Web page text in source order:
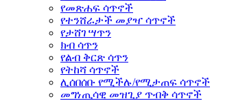
የመጽሐፍ ሳጥኖች
የተንሸራታች መያዣ ሳጥኖች
የታሸገ ሣጥን
ክብ ሳጥን
የልብ ቅርጽ ሳጥን
የትከሻ ሳጥኖች
ሊሰበሰቡ የሚችሉ/የሚታጠፍ ሳጥኖች
መግነጢሳዊ መዝጊያ ጥብቅ ሳጥኖች